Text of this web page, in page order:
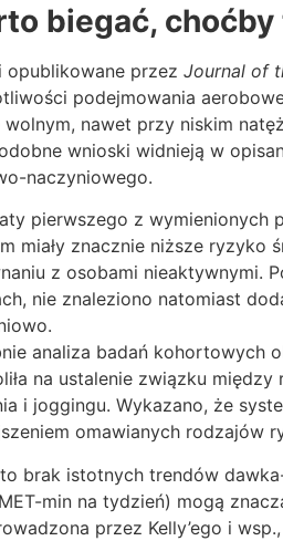
biegać,
opublikowane przez Journal of
podejmowania
wolnym, nawet przy niskim
wnioski widnieją w
naczyniowego.
pierwszego z
miały znacznie niższe ryzyko
z osobami nieaktywnymi.
nie znaleziono natomiast
analiza badań kohortowych
na ustalenie związku
i joggingu. Wykazano, że
omawianych rodzajów
brak istotnych trendów
min na tydzień) mogą
przez Kelly’ego i